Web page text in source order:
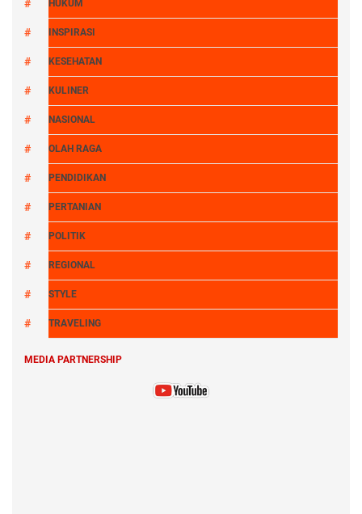
HUKUM
INSPIRASI
KESEHATAN
KULINER
NASIONAL
OLAH RAGA
PENDIDIKAN
PERTANIAN
POLITIK
REGIONAL
STYLE
TRAVELING
MEDIA PARTNERSHIP